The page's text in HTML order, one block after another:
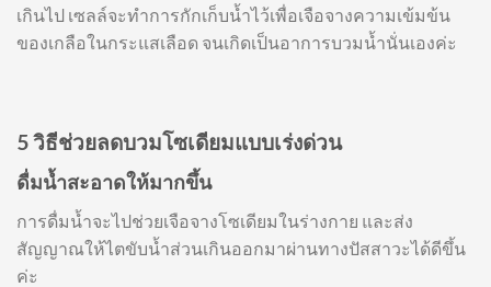
เกินไป เซลล์จะทำการกักเก็บน้ำไว้เพื่อเจือจางความเข้มข้น
ของเกลือในกระแสเลือด จนเกิดเป็นอาการบวมน้ำนั่นเองค่ะ
5 วิธีช่วยลดบวมโซเดียมแบบเร่งด่วน
ดื่มน้ำสะอาดให้มากขึ้น
การดื่มน้ำจะไปช่วยเจือจางโซเดียมในร่างกาย และส่ง
สัญญาณให้ไตขับน้ำส่วนเกินออกมาผ่านทางปัสสาวะได้ดีขึ้น
ค่ะ